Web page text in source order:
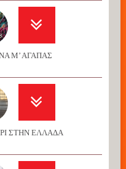
Μ’ ΑΓΑΠΑΣ
ΣΤΗΝ ΕΛΛΑΔΑ